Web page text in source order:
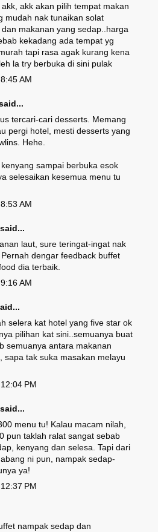
akk akan pilih tempat makan
mudah nak tunaikan solat
makanan yang sedap..harga
kekadang ada tempat yg
tapi rasa agak kurang kena
la try berbuka di sini pulak
AM
tercari-cari desserts. Memang
pergi hotel, mesti desserts yang
Hehe.
sampai berbuka esok
selesaikan kesemua menu tu
AM
said...
laut, sure teringat-ingat nak
dengar feedback buffet
dia terbaik.
AM
selera kat hotel yang five star ok
pilihan kat sini..semuanya buat
semuanya antara makanan
sapa tak suka masakan melayu
PM
said...
menu tu! Kalau macam nilah,
pun taklah ralat sangat sebab
kenyang dan selesa. Tapi dari
ni pun, nampak sedap-
ya!
PM
nampak sedap dan